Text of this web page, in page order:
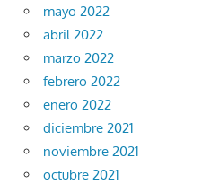
mayo 2022
abril 2022
marzo 2022
febrero 2022
enero 2022
diciembre 2021
noviembre 2021
octubre 2021